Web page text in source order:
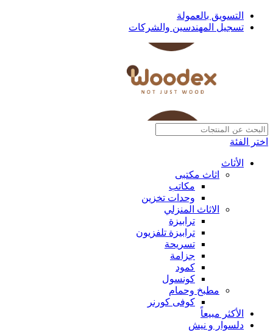
التسويق بالعمولة
تسجيل المهندسين والشركات
اختر الفئة
الأثاث
اثاث مكتبى
مكاتب
وحدات تخزين
الاثاث المنزلي
ترابيزة
ترابيزة تلفزيون
تسريحة
جزامة
كمود
كونسول
مطبخ وحمام
كوفى كورنر
الأكثر مبيعاً
دلسوار و نيش